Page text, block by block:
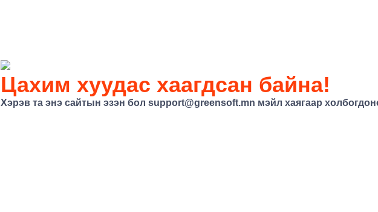
Цахим хуудас хаагдсан байна!
Хэрэв та энэ сайтын эзэн бол support@greensoft.mn мэйл хаягаар